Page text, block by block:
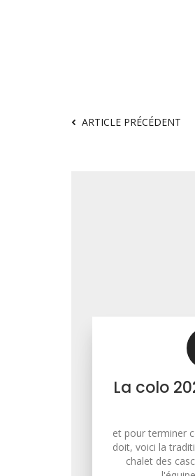
ARTICLE PRÉCÉDENT
La colo
et pour terminer
doit, voici la
chalet des